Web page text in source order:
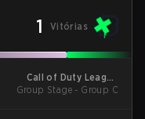
1 Vitórias
Call of Duty League
Major 3
Group Stage - Group C